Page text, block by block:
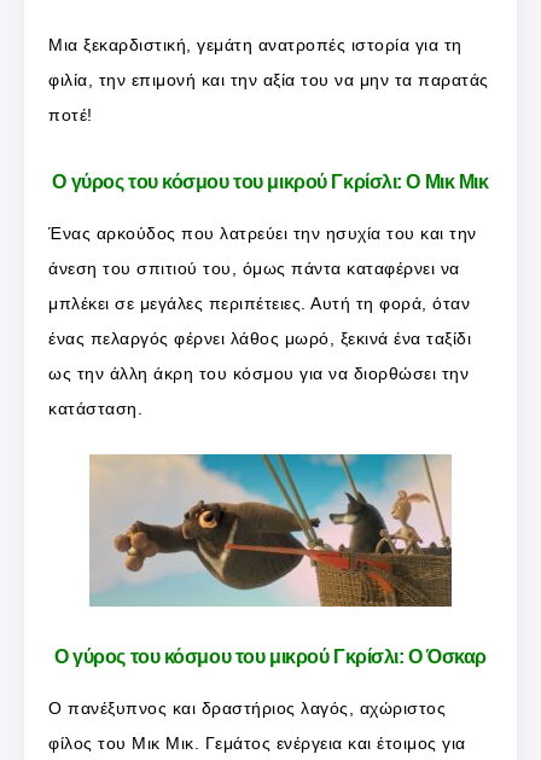
Μια ξεκαρδιστική, γεμάτη ανατροπές ιστορία για τη
φιλία, την επιμονή και την αξία του να μην τα παρατάς
ποτέ!
Ο γύρος του κόσμου του μικρού Γκρίσλι: Ο Μικ Μικ
Ένας αρκούδος που λατρεύει την ησυχία του και την
άνεση του σπιτιού του, όμως πάντα καταφέρνει να
μπλέκει σε μεγάλες περιπέτειες. Αυτή τη φορά, όταν
ένας πελαργός φέρνει λάθος μωρό, ξεκινά ένα ταξίδι
ως την άλλη άκρη του κόσμου για να διορθώσει την
κατάσταση.
Ο γύρος του κόσμου του μικρού Γκρίσλι: Ο Όσκαρ
Ο πανέξυπνος και δραστήριος λαγός, αχώριστος
φίλος του Μικ Μικ. Γεμάτος ενέργεια και έτοιμος για